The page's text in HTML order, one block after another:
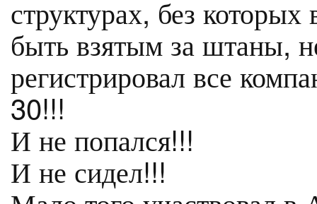
структурах, без
быть взятым за штаны,
регистрировал все
30!!!
И не попался!!!
И не сидел!!!